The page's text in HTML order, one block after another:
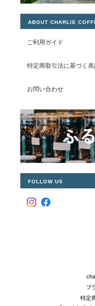
ABOUT CHARLIE
ご利用ガイド
特定商取引法に基づく表
お問い合わせ
FOLLOW US
プ
特定